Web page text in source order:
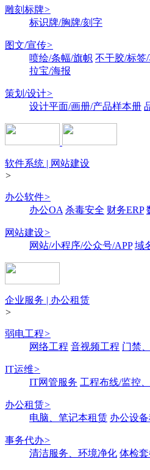
雕刻标牌>
标识牌/胸牌/刻字
图文/宣传>
喷绘/条幅/旗帜 不干胶/标签
拉宝/海报
策划/设计>
设计平面/画册/产品样本册
软件系统 | 网站建设
>
办公软件>
办公OA 杀毒安全 财务ERP
网站建设>
网站/小程序/公众号/APP 域
企业服务 | 办公租赁
>
弱电工程>
网络工程 音视频工程 门禁
IT运维>
IT网管服务 工程布线/监控
办公租赁>
电脑、笔记本租赁 办公设
事务代办>
清洁服务、环境净化 体检